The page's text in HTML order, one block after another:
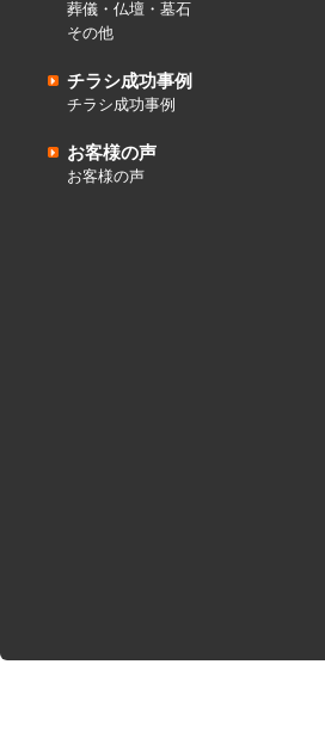
葬儀・仏壇・墓石
その他
チラシ成功事例
チラシ成功事例
お客様の声
お客様の声